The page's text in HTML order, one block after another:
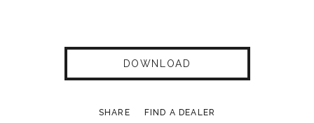
DOWNLOAD
SHARE FIND A DEALER